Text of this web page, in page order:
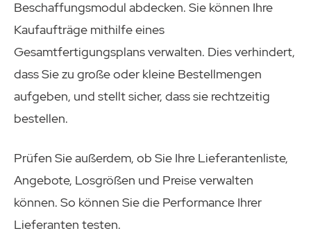
Beschaffungsmodul abdecken. Sie können Ihre
Kaufaufträge mithilfe eines
Gesamtfertigungsplans verwalten. Dies verhindert,
dass Sie zu große oder kleine Bestellmengen
aufgeben, und stellt sicher, dass sie rechtzeitig
bestellen.
Prüfen Sie außerdem, ob Sie Ihre Lieferantenliste,
Angebote, Losgrößen und Preise verwalten
können. So können Sie die Performance Ihrer
Lieferanten testen.